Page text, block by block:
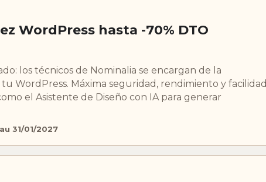
WordPress hasta -70% DTO
los técnicos de Nominalia se encargan de la
WordPress. Máxima seguridad, rendimiento y facilidad
el Asistente de Diseño con IA para generar
31/01/2027